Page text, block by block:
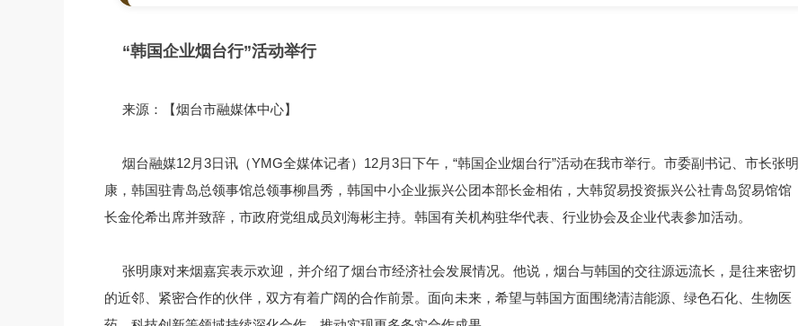
“韩国企业烟台行”活动举行
来源：【烟台市融媒体中心】
烟台融媒12月3日讯（YMG全媒体记者）12月3日下午，“韩国企业烟台行”活动在我市举行。市委副书记、市长张明
康，韩国驻青岛总领事馆总领事柳昌秀，韩国中小企业振兴公团本部长金相佑，大韩贸易投资振兴公社青岛贸易馆馆
长金伦希出席并致辞，市政府党组成员刘海彬主持。韩国有关机构驻华代表、行业协会及企业代表参加活动。
张明康对来烟嘉宾表示欢迎，并介绍了烟台市经济社会发展情况。他说，烟台与韩国的交往源远流长，是往来密切
的近邻、紧密合作的伙伴，双方有着广阔的合作前景。面向未来，希望与韩国方面围绕清洁能源、绿色石化、生物医